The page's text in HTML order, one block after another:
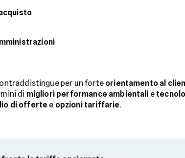
per un forte orientamento al
di migliori performance ambientali e
di offerte e opzioni tariffarie.